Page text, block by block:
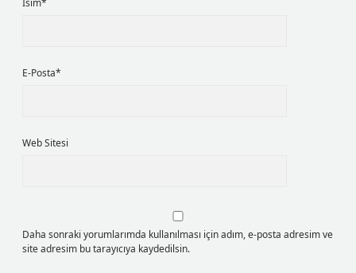
İsim*
E-Posta*
Web Sitesi
Daha sonraki yorumlarımda kullanılması için adım, e-posta adresim ve
site adresim bu tarayıcıya kaydedilsin.